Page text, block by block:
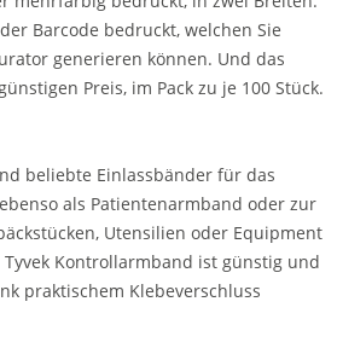
Barcode bedruckt, welchen Sie
generieren können. Und das
Preis, im Pack zu je 100 Stück.
beliebte Einlassbänder für das
als Patientenarmband oder zur
Utensilien oder Equipment
Kontrollarmband ist günstig und
praktischem Klebeverschluss